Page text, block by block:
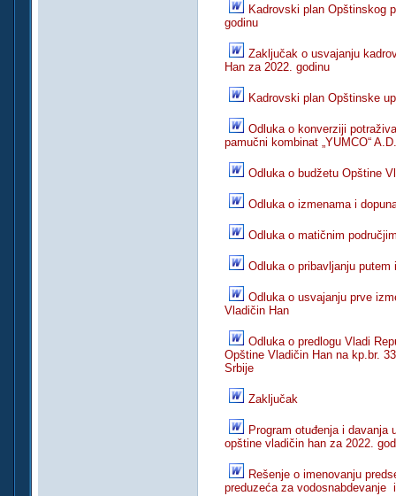
Kadrovski plan Opštinskog
godinu
Zaključak o usvajanju
Han za 2022. godinu
Kadrovski plan Opštinske
Odluka o konverziji
pamučni kombinat „YUMCO“
Odluka o budžetu Opštine
Odluka o izmenama i
Odluka o matičnim
Odluka o pribavljanju putem
Odluka o usvajanju prve
Vladičin Han
Odluka o predlogu Vladi
Opštine Vladičin Han na kp.br.
Srbije
Zaključak
Program otuđenja i
opštine vladičin han za 2022.
Rešenje o imenovanju
preduzeća za vodosnabdevanje